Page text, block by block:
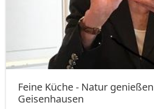
Feine Küche - Natur
Geisenhausen